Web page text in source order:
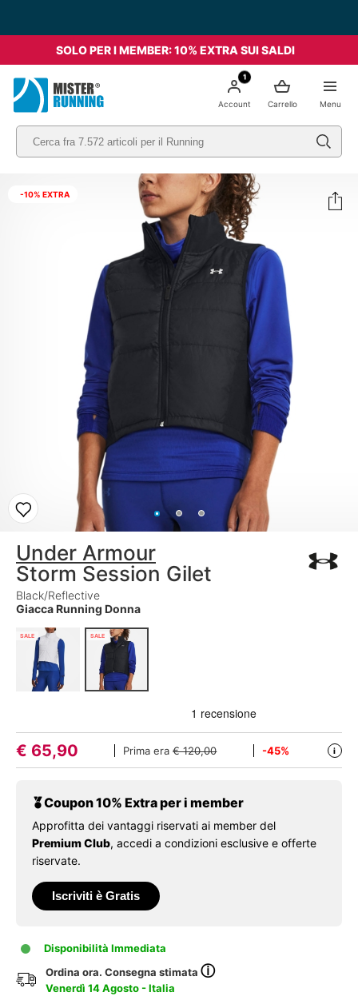
SOLO PER I MEMBER: 10% EXTRA SUI SALDI
Menu
Carrello
1
Account
-10% EXTRA
Under Armour
Storm Session Gilet
Black/Reflective
Giacca Running Donna
SALE SALE
€ 65,90 Prima era€ 120,00 -45% i
Coupon 10% Extra per i member
Approfitta dei vantaggi riservati ai member del
Premium Club, accedi a condizioni esclusive e offerte
riservate.
Iscriviti è Gratis
Disponibilità Immediata
Ordina ora. Consegna stimataⓘ
Venerdì 14 Agosto - Italia